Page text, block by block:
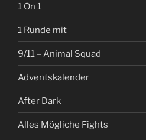
1 On 1
1 Runde mit
9/11 – Animal Squad
Adventskalender
After Dark
Alles Mögliche Fights